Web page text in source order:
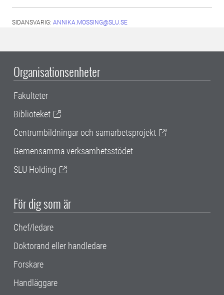
SIDANSVARIG: ANNIKA.MOSSING@SLU.SE
Organisationsenheter
Fakulteter
Biblioteket
Centrumbildningar och samarbetsprojekt
Gemensamma verksamhetsstödet
SLU Holding
För dig som är
Chef/ledare
Doktorand eller handledare
Forskare
Handläggare